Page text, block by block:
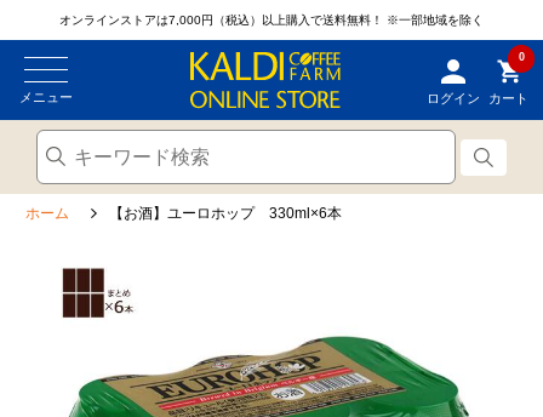
オンラインストアは7,000円（税込）以上購入で送料無料！ ※一部地域を除く
メニュー ログイン
0
カート
ホーム 【お酒】ユーロホップ 330ml×6本